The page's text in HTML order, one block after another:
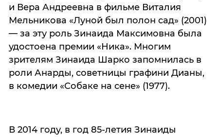
и Вера Андреевна в фильме Виталия
Мельникова «Луной был полон сад» (2001)
— за эту роль Зинаида Максимовна была
удостоена премии «Ника». Многим
зрителям Зинаида Шарко запомнилась в
роли Анарды, советницы графини Дианы,
в комедии «Собаке на сене» (1977).
В 2014 году, в год 85-летия Зинаиды